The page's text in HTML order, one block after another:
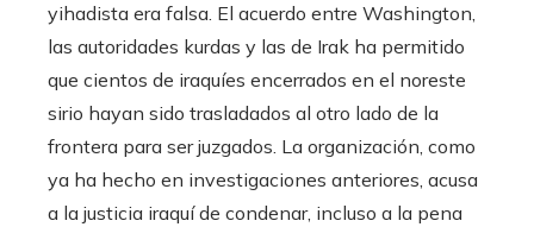
yihadista era falsa. El acuerdo entre Washington,
las autoridades kurdas y las de Irak ha permitido
que cientos de iraquíes encerrados en el noreste
sirio hayan sido trasladados al otro lado de la
frontera para ser juzgados. La organización, como
ya ha hecho en investigaciones anteriores, acusa
a la justicia iraquí de condenar, incluso a la pena